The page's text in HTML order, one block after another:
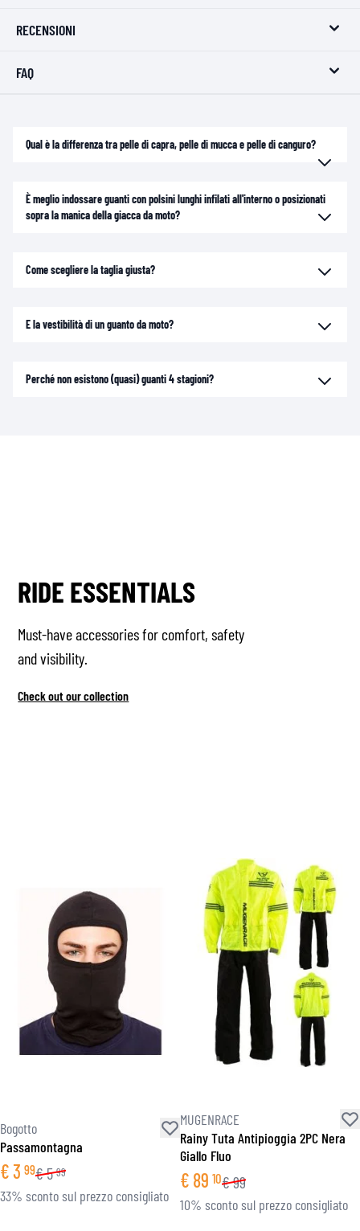
RECENSIONI
FAQ
Qual è la differenza tra pelle di capra, pelle di mucca e pelle di canguro?
È meglio indossare guanti con polsini lunghi infilati all'interno o posizionati
sopra la manica della giacca da moto?
Come scegliere la taglia giusta?
E la vestibilità di un guanto da moto?
Perché non esistono (quasi) guanti 4 stagioni?
RIDE ESSENTIALS
Must-have accessories for comfort, safety
and visibility.
Check out our collection
Bogotto
Passamontagna
€3 99€5 99
33% sconto sul prezzo consigliato
MUGENRACE
Rainy Tuta Antipioggia 2PC Nera
Giallo Fluo
€ 89 10€99
10% sconto sul prezzo consigliato